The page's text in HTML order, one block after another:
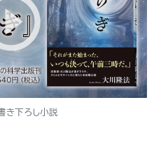
き下ろし小説